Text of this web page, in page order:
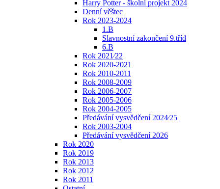
Harry Potter - školní projekt 2024
Denní věštec
Rok 2023-2024
1.B
Slavnostní zakončení 9.tříd
6.B
Rok 2021⁄22
Rok 2020-2021
Rok 2010-2011
Rok 2008-2009
Rok 2006-2007
Rok 2005-2006
Rok 2004-2005
Předávání vysvědčení 2024⁄25
Rok 2003-2004
Předávání vysvědčení 2026
Rok 2020
Rok 2019
Rok 2013
Rok 2012
Rok 2011